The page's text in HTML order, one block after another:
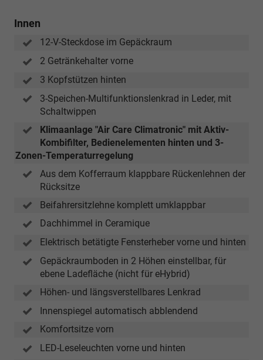
Innen
12-V-Steckdose im Gepäckraum
2 Getränkehalter vorne
3 Kopfstützen hinten
3-Speichen-Multifunktionslenkrad in Leder, mit
Schaltwippen
Klimaanlage "Air Care Climatronic" mit Aktiv-
Kombifilter, Bedienelementen hinten und 3-
Zonen-Temperaturregelung
Aus dem Kofferraum klappbare Rückenlehnen der
Rücksitze
Beifahrersitzlehne komplett umklappbar
Dachhimmel in Ceramique
Elektrisch betätigte Fensterheber vorne und hinten
Gepäckraumboden in 2 Höhen einstellbar, für
ebene Ladefläche (nicht für eHybrid)
Höhen- und längsverstellbares Lenkrad
Innenspiegel automatisch abblendend
Komfortsitze vorn
LED-Leseleuchten vorne und hinten